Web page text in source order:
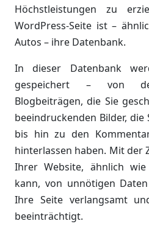
Höchstleistungen zu
WordPress-Seite ist –
Autos – ihre Datenbank.
In dieser Datenbank
gespeichert – von
Blogbeiträgen, die Sie
beeindruckenden Bilder, die
bis hin zu den
hinterlassen haben. Mit der
Ihrer Website, ähnlich
kann, von unnötigen
Ihre Seite verlangsamt
beeinträchtigt.